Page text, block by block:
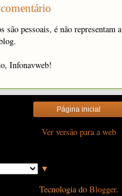
são pessoais, é não representam a
Infonavweb!
Página inicial
Ver versão para a web
▼
Tecnologia do Blogger.